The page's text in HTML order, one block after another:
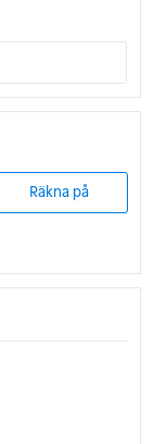
Räkna på